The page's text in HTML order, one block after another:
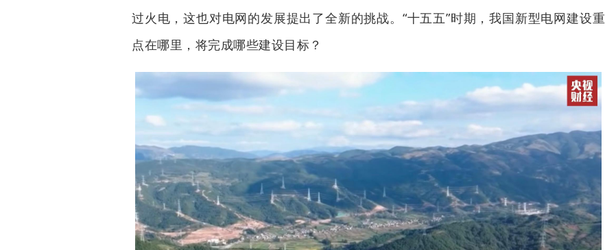
过火电，这也对电网的发展提出了全新的挑战。“十五五”时期，我国新型电网建设重
点在哪里，将完成哪些建设目标？